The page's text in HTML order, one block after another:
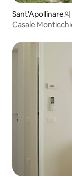
Sant'Apollinare
Casale